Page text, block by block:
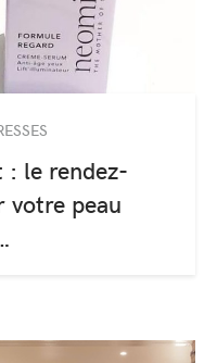
: le rendez-
votre peau